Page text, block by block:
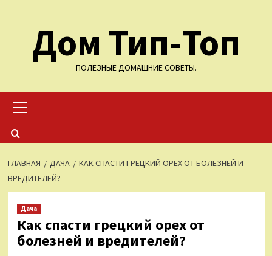
содержимомуДом Тип-Топ
ПОЛЕЗНЫЕ ДОМАШНИЕ СОВЕТЫ.
меню
ГЛАВНАЯ ДАЧА
КАК СПАСТИ ГРЕЦКИЙ ОРЕХ ОТ БОЛЕЗНЕЙ И
ВРЕДИТЕЛЕЙ?
Дача
Как спасти грецкий орех от
болезней и вредителей?